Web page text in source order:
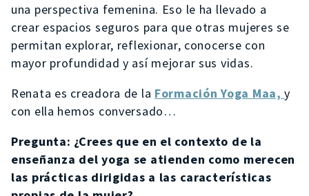
una perspectiva femenina. Eso le ha llevado a
crear espacios seguros para que otras mujeres se
permitan explorar, reflexionar, conocerse con
mayor profundidad y así mejorar sus vidas.
Renata es creadora de la Formación Yoga Maa,y
con ella hemos conversado…
Pregunta: ¿Crees que en el contexto de la
enseñanza del yoga se atienden como merecen
las prácticas dirigidas a las características